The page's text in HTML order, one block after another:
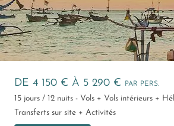
DE 4 150 € À 5 290 € PAR PERS.
15 jours / 12 nuits - Vols + Vols intérieurs +
Transferts sur site + Activités